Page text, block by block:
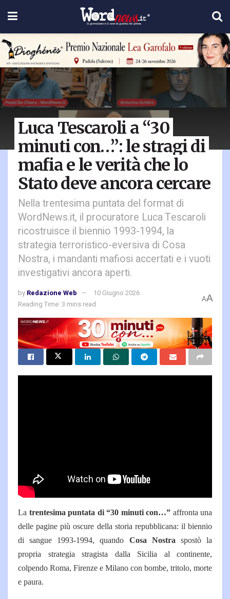
Luca Tescaroli a “30
minuti con…”: le stragi di
mafia e le verità che lo
Stato deve ancora cercare
Nella trentesima puntata del format di
WordNews.it, il procuratore Luca Tescaroli
ricostruisce il biennio 1993-1994, la
strategia terroristico-eversiva di Cosa
Nostra, i mandanti mafiosi accertati e i vuoti
investigativi ancora aperti.
by Redazione Web
10 Giugno 2026
Reading Time: 3 mins read
AA
La trentesima puntata di “30 minuti con…” affronta una
delle pagine più oscure della storia repubblicana: il biennio
di sangue 1993-1994, quando Cosa Nostra spostò la
propria strategia stragista dalla Sicilia al continente,
colpendo Roma, Firenze e Milano con bombe, tritolo, morte
e paura.